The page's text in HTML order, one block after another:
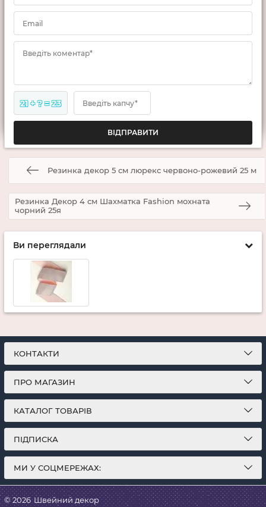
Email
Введіть коментар*
21 + ? = 23 Введіть капчу*
Резинка декор 5 см люрекс червоно-рожевий 25 м
Резинка Декор 4 см Шахматка Fashion мохната
чорний 25я
Ви переглядали
КОНТАКТИ
ПРО МАГАЗИН
КАТАЛОГ ТОВАРІВ
ПІДПИСКА
МИ У СОЦМЕРЕЖАХ:
© 2026 Швейний декор